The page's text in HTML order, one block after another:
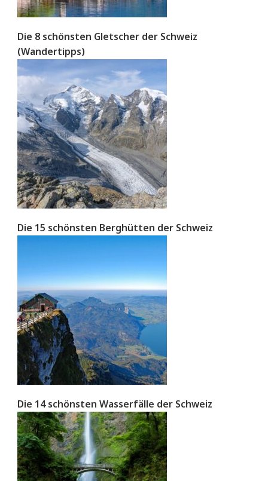
Die 8 schönsten Gletscher der Schweiz
(Wandertipps)
Die 15 schönsten Berghütten der Schweiz
Die 14 schönsten Wasserfälle der Schweiz